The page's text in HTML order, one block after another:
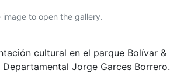
image to open the gallery.
cultural en el parque Bolívar &
Jorge Garces Borrero.